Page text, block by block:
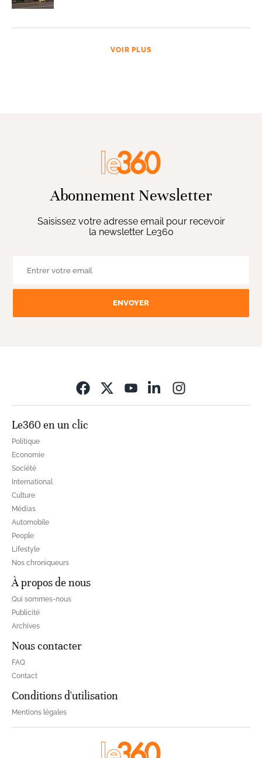
VOIR PLUS
Abonnement Newsletter
Saisissez votre adresse email pour recevoir
la newsletter Le360
ENVOYER
Le360 en un clic
Politique
Economie
Société
International
Culture
Médias
Automobile
People
Lifestyle
Nos chroniqueurs
À propos de nous
Qui sommes-nous
Publicité
Archives
Nous contacter
FAQ
Contact
Conditions d'utilisation
Mentions légales